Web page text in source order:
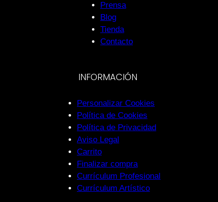
Prensa
Blog
Tienda
Contacto
INFORMACIÓN
Personalizar Cookies
Política de Cookies
Política de Privacidad
Aviso Legal
Carrito
Finalizar compra
Currículum Profesional
Currículum Artístico